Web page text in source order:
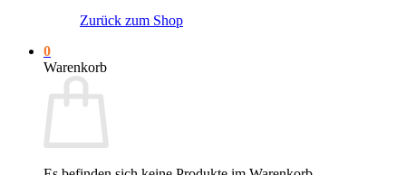
Zurück zum Shop
0
Warenkorb